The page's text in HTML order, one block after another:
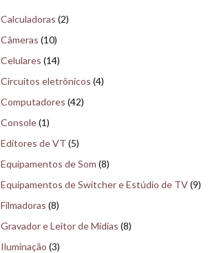
Calculadoras (2)
Câmeras (10)
Celulares (14)
Circuitos eletrônicos (4)
Computadores (42)
Console(1)
Editores de VT (5)
Equipamentos de Som (8)
Equipamentos de Switcher e Estúdio de TV(9)
Filmadoras (8)
Gravador e Leitor de Mídias (8)
Iluminação (3)